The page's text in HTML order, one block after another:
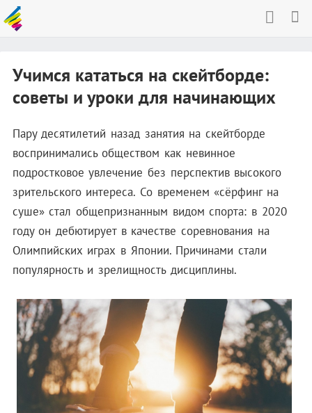
Учимся кататься на скейтборде:
советы и уроки для начинающих
Пару десятилетий назад занятия на скейтборде
воспринимались обществом как невинное
подростковое увлечение без перспектив высокого
зрительского интереса. Со временем «сёрфинг на
суше» стал общепризнанным видом спорта: в 2020
году он дебютирует в качестве соревнования на
Олимпийских играх в Японии. Причинами стали
популярность и зрелищность дисциплины.